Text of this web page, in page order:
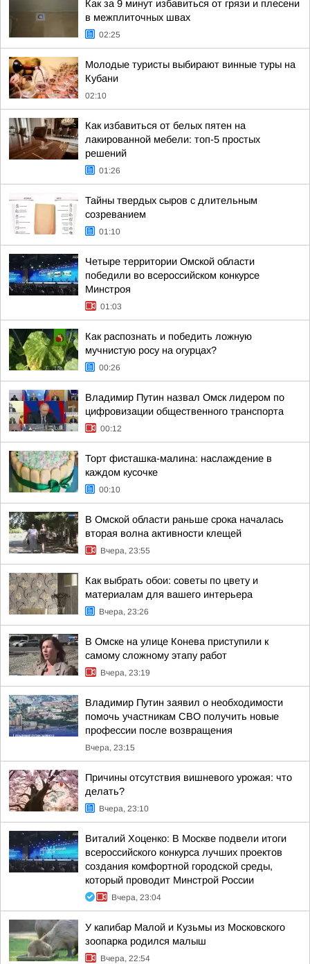
Как за 9 минут избавиться от грязи и плесени
в межплиточных швах
02:25
Молодые туристы выбирают винные туры на
Кубани
02:10
Как избавиться от белых пятен на
лакированной мебели: топ-5 простых
решений
01:26
Тайны твердых сыров с длительным
созреванием
01:10
Четыре территории Омской области
победили во всероссийском конкурсе
Минстроя
01:03
Как распознать и победить ложную
мучнистую росу на огурцах?
00:26
Владимир Путин назвал Омск лидером по
цифровизации общественного транспорта
00:12
Торт фисташка-малина: наслаждение в
каждом кусочке
00:10
В Омской области раньше срока началась
вторая волна активности клещей
Вчера, 23:55
Как выбрать обои: советы по цвету и
материалам для вашего интерьера
Вчера, 23:26
В Омске на улице Конева приступили к
самому сложному этапу работ
Вчера, 23:19
Владимир Путин заявил о необходимости
помочь участникам СВО получить новые
профессии после возвращения
Вчера, 23:15
Причины отсутствия вишневого урожая: что
делать?
Вчера, 23:10
Виталий Хоценко: В Москве подвели итоги
всероссийского конкурса лучших проектов
создания комфортной городской среды,
который проводит Минстрой России
Вчера, 23:04
У капибар Малой и Кузьмы из Московского
зоопарка родился малыш
Вчера, 22:54